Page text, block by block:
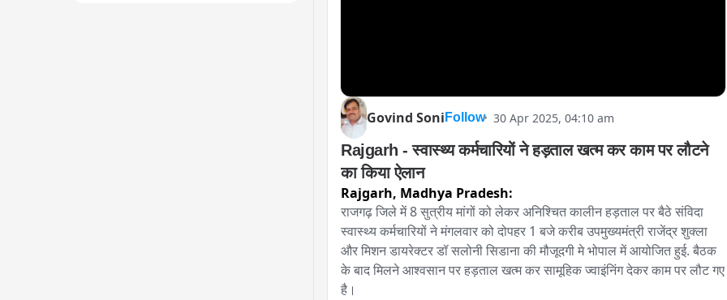
Govind Soni Follow 30 Apr 2025, 04:10 am
Rajgarh - स्वास्थ्य कर्मचारियों ने हड़ताल खत्म कर काम पर लौटने
का किया ऐलान
Rajgarh, Madhya Pradesh:
राजगढ़ जिले में 8 सुत्रीय मांगों को लेकर अनिश्चित कालीन हड़ताल पर बैठे संविदा
स्वास्थ्य कर्मचारियों ने मंगलवार को दोपहर 1 बजे करीब उपमुख्यमंत्री राजेंद्र शुक्ला
और मिशन डायरेक्टर डॉ सलोनी सिडाना की मौजूदगी मे भोपाल में आयोजित हुई. बैठक
के बाद मिलने आश्वसान पर हड़ताल खत्म कर सामूहिक ज्वाइंनिंग देकर काम पर लौट गए
है।